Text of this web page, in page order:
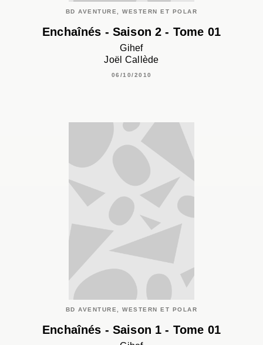
BD AVENTURE, WESTERN ET POLAR
Enchaînés - Saison 2 - Tome 01
Gihef
Joël Callède
06/10/2010
BD AVENTURE, WESTERN ET POLAR
Enchaînés - Saison 1 - Tome 01